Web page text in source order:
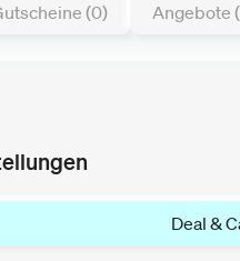
(0) Angebote
Deal &